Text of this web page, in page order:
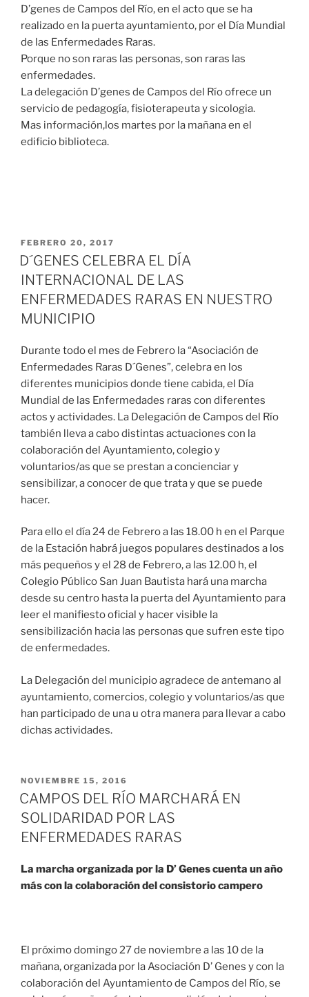
D’genes de Campos del Río, en el acto que se ha
realizado en la puerta ayuntamiento, por el Día Mundial
de las Enfermedades Raras.
Porque no son raras las personas, son raras las
enfermedades.
La delegación D’genes de Campos del Río ofrece un
servicio de pedagogía, fisioterapeuta y sicologia.
Mas información,los martes por la mañana en el
edificio biblioteca.
FEBRERO 20, 2017
D´GENES CELEBRA EL DÍA
INTERNACIONAL DE LAS
ENFERMEDADES RARAS EN NUESTRO
MUNICIPIO
Durante todo el mes de Febrero la “Asociación de
Enfermedades Raras D´Genes”, celebra en los
diferentes municipios donde tiene cabida, el Día
Mundial de las Enfermedades raras con diferentes
actos y actividades. La Delegación de Campos del Río
también lleva a cabo distintas actuaciones con la
colaboración del Ayuntamiento, colegio y
voluntarios/as que se prestan a concienciar y
sensibilizar, a conocer de que trata y que se puede
hacer.
Para ello el día 24 de Febrero a las 18.00 h en el Parque
de la Estación habrá juegos populares destinados a los
más pequeños y el 28 de Febrero, a las 12.00 h, el
Colegio Público San Juan Bautista hará una marcha
desde su centro hasta la puerta del Ayuntamiento para
leer el manifiesto oficial y hacer visible la
sensibilización hacia las personas que sufren este tipo
de enfermedades.
La Delegación del municipio agradece de antemano al
ayuntamiento, comercios, colegio y voluntarios/as que
han participado de una u otra manera para llevar a cabo
dichas actividades.
NOVIEMBRE 15, 2016
CAMPOS DEL RÍO MARCHARÁ EN
SOLIDARIDAD POR LAS
ENFERMEDADES RARAS
La marcha organizada por la D’ Genes cuenta un año
más con la colaboración del consistorio campero
El próximo domingo 27 de noviembre a las 10 de la
mañana, organizada por la Asociación D’ Genes y con la
colaboración del Ayuntamiento de Campos del Río, se